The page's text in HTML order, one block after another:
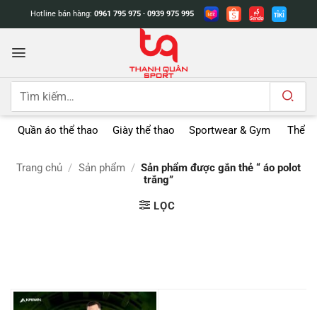
dung
Hotline bán hàng: 0961 795 975 - 0939 975 995
Tìm
Quần áo thể thao Giày thể thao Sportwear & Gym Thể
Trang chủ / Sản phẩm / Sản phẩm được gắn thẻ “ áo polot
trắng”
LỌC